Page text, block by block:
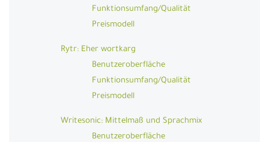
Funktionsumfang/Qualität
Preismodell
Rytr: Eher wortkarg
Benutzeroberfläche
Funktionsumfang/Qualität
Preismodell
Writesonic: Mittelmaß und Sprachmix
Benutzeroberfläche